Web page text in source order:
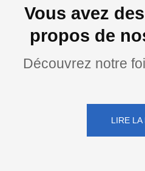
Vous avez
propos de
Découvrez notre
LIRE LA